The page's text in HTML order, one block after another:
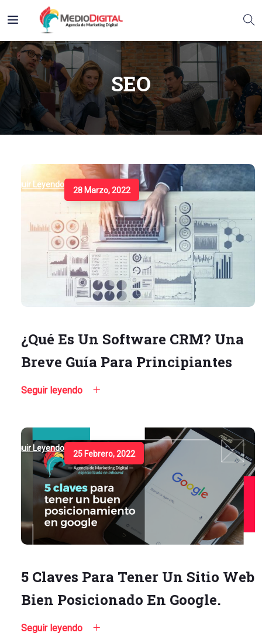
SEO
Seguir Leyendo
28 Marzo, 2022
¿Qué Es Un Software CRM? Una
Breve Guía Para Principiantes
Seguir leyendo
Seguir Leyendo
25 Febrero, 2022
5 Claves Para Tener Un Sitio Web
Bien Posicionado En Google.
Seguir leyendo